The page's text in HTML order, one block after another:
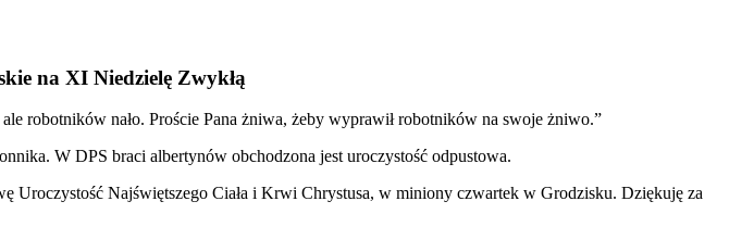
na XI Niedzielę Zwykłą
robotników nało. Proście Pana żniwa, żeby wyprawił robotników na swoje żniwo.”
W DPS braci albertynów obchodzona jest uroczystość odpustowa.
Uroczystość Najświętszego Ciała i Krwi Chrystusa, w miniony czwartek w Grodzisku. Dziękuję za